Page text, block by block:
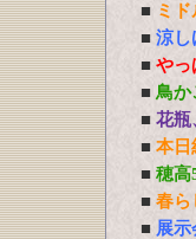
■ ミ
■ 涼し
■ やっ
■ 鳥か
■ 花瓶
■ 本日
■ 穂
■ 春ら
■ 展示